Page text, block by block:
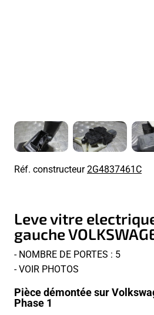
Réf. constructeur2G4837461C
Leve vitre
gauche
- NOMBRE DE PORTES : 5
- VOIR PHOTOS
Pièce démontée sur
Phase 1